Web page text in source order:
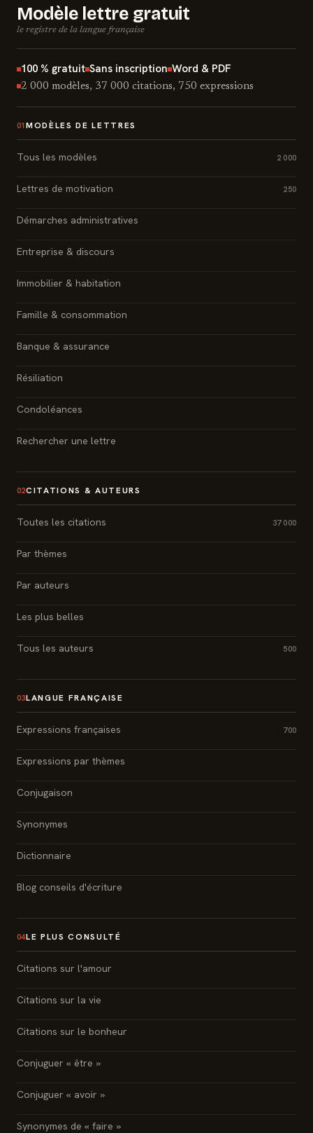
Modèle lettre gratuit
le registre de la langue française
100 % gratuit Sans inscription Word & PDF
2 000 modèles, 37 000 citations, 750 expressions
01 MODÈLES DE LETTRES
Tous les modèles 2 000
Lettres de motivation 250
Démarches administratives
Entreprise & discours
Immobilier & habitation
Famille & consommation
Banque & assurance
Résiliation
Condoléances
Rechercher une lettre
02CITATIONS & AUTEURS
Toutes les citations 37 000
Par thèmes
Par auteurs
Les plus belles
Tous les auteurs 500
03LANGUE FRANÇAISE
Expressions françaises 700
Expressions par thèmes
Conjugaison
Synonymes
Dictionnaire
Blog conseils d'écriture
04LE PLUS CONSULTÉ
Citations sur l'amour
Citations sur la vie
Citations sur le bonheur
Conjuguer « être »
Conjuguer « avoir »
Synonymes de « faire »